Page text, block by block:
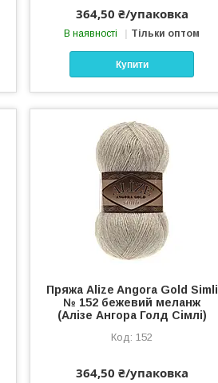
364,50 ₴/упаковка
В наявності Тільки оптом
Купити
Пряжа Alize Angora Gold Simli
№ 152 бежевий меланж
(Алізе Ангора Голд Сімлі)
152
364,50 ₴/упаковка